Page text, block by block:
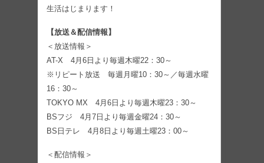
生活はじまります！
【放送＆配信情報】
＜放送情報＞
AT-X 4月6日より毎週木曜22：30～
※リピート放送 毎週月曜10：30～／毎週水曜
16：30～
TOKYO MX 4月6日より毎週木曜23：30～
BSフジ 4月7日より毎週金曜24：30～
BS日テレ 4月8日より毎週土曜23：00～
＜配信情報＞